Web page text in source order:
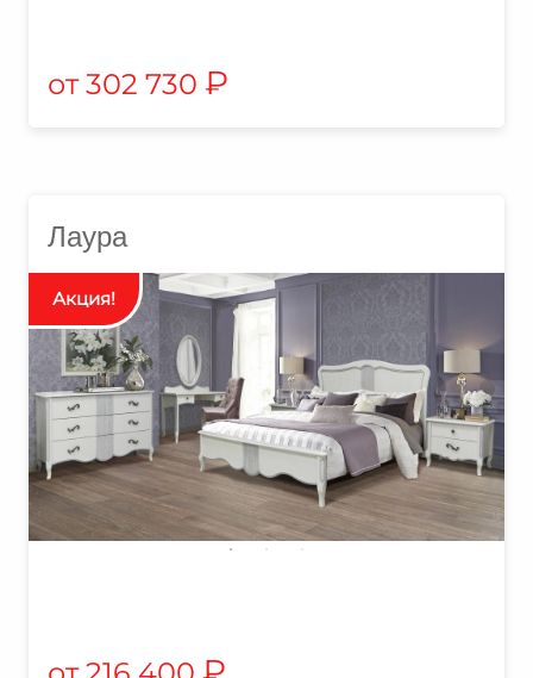
302 730 ₽
Лаура